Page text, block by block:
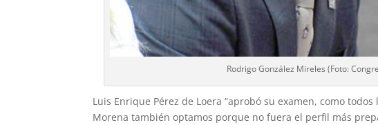
Rodrigo González Mireles (Foto:
Luis Enrique Pérez de Loera “aprobó su examen, como
Morena también optamos porque no fuera el perfil más